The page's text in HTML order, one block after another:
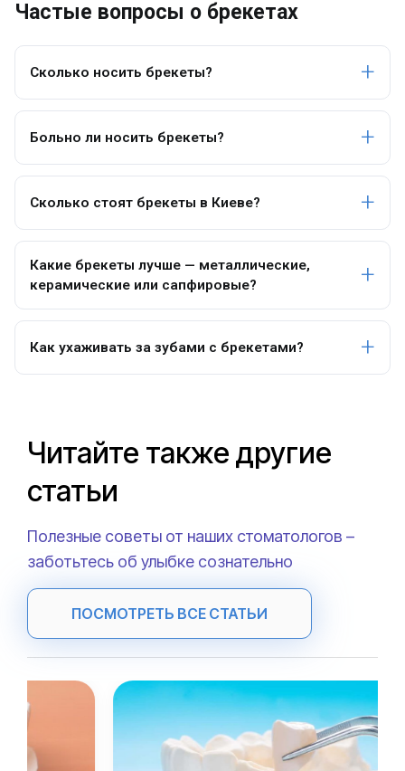
Частые вопросы о брекетах
Сколько носить брекеты?
Больно ли носить брекеты?
Сколько стоят брекеты в Киеве?
Какие брекеты лучше — металлические,
керамические или сапфировые?
Как ухаживать за зубами с брекетами?
Читайте также другие
статьи
Полезные советы от наших стоматологов –
заботьтесь об улыбке сознательно
ПОСМОТРЕТЬ ВСЕ СТАТЬИ